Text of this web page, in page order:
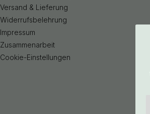
Versand & Lieferung
Widerrufsbelehrung
Impressum
Zusammenarbeit
Cookie-Einstellungen